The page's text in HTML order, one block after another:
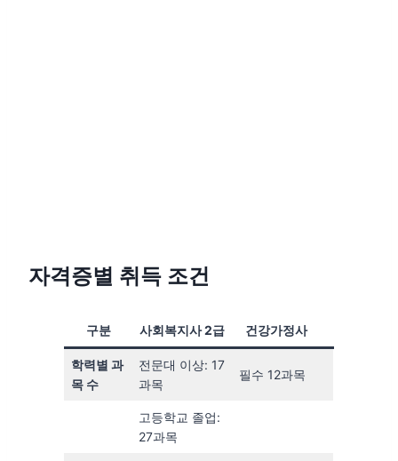
자격증별 취득 조건
구분 사회복지사 2급 건강가정사
학력별 과
목 수
전문대 이상: 17
과목
필수 12과목
고등학교 졸업:
27과목